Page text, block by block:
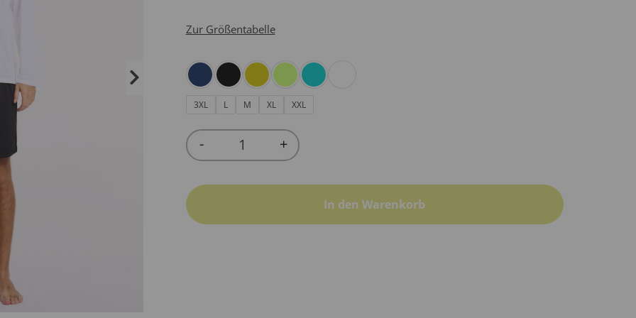
Zur Größentabelle
3XL L M XL XXL
Quantity
- +
In den Warenkorb